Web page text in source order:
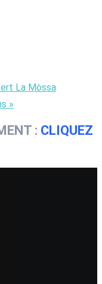
La Mòssa
»
: CLIQUEZ